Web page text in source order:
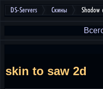
DS-Servers Скины Shadow
skin to saw 2d